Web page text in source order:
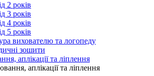
2 років
3 років
4 років
5 років
вихователю та логопеду
зошити
аплікації та ліплення
аплікації та ліплення